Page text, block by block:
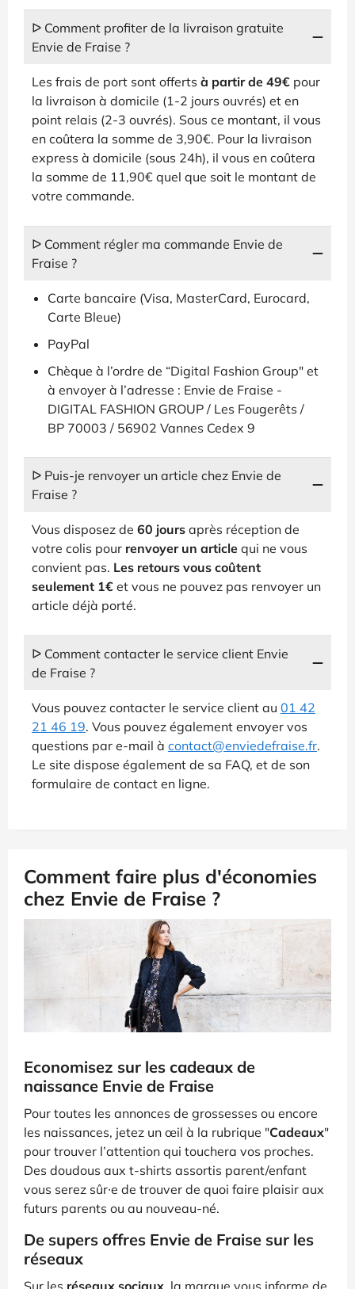
ᐅ Comment profiter de la livraison gratuite
Envie de Fraise ?
Les frais de port sont offerts à partir de 49€ pour
la livraison à domicile (1-2 jours ouvrés) et en
point relais (2-3 ouvrés). Sous ce montant, il vous
en coûtera la somme de 3,90€. Pour la livraison
express à domicile (sous 24h), il vous en coûtera
la somme de 11,90€ quel que soit le montant de
votre commande.
ᐅ Comment régler ma commande Envie de
Fraise ?
Carte bancaire (Visa, MasterCard, Eurocard,
Carte Bleue)
PayPal
Chèque à l’ordre de “Digital Fashion Group" et
à envoyer à l’adresse : Envie de Fraise -
DIGITAL FASHION GROUP / Les Fougerêts /
BP 70003 / 56902 Vannes Cedex 9
ᐅ Puis-je renvoyer un article chez Envie de
Fraise ?
Vous disposez de 60 jours après réception de
votre colis pour renvoyer un article qui ne vous
convient pas. Les retours vous coûtent
seulement 1€ et vous ne pouvez pas renvoyer un
article déjà porté.
ᐅ Comment contacter le service client Envie
de Fraise ?
Vous pouvez contacter le service client au 01 42
21 46 19. Vous pouvez également envoyer vos
questions par e-mail à contact@enviedefraise.fr.
Le site dispose également de sa FAQ, et de son
formulaire de contact en ligne.
Comment faire plus d'économies
chez Envie de Fraise ?
Economisez sur les cadeaux de
naissance Envie de Fraise
Pour toutes les annonces de grossesses ou encore
les naissances, jetez un œil à la rubrique "Cadeaux"
pour trouver l’attention qui touchera vos proches.
Des doudous aux t-shirts assortis parent/enfant
vous serez sûr∙e de trouver de quoi faire plaisir aux
futurs parents ou au nouveau-né.
De supers offres Envie de Fraise sur les
réseaux